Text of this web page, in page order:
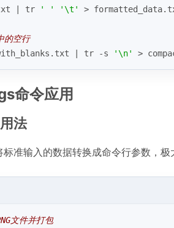
| tr ' ' '\t'
>
的空行
| tr -s '\n' >
命令应用
法
标准输入的数据转换成命令行参数，
文件并打包